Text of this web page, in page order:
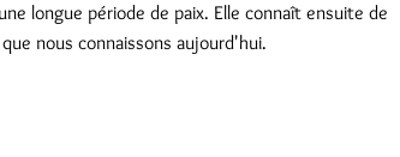
longue période de paix. Elle connaît ensuite de
nous connaissons aujourd'hui.